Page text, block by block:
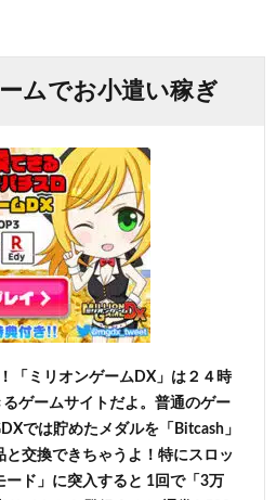
ムでお小遣い稼ぎ
「ミリオンゲームDX」は２４時
ゲームサイトだよ。普通のゲー
では貯めたメダルを「Bitcash」
交換できちゃうよ！特にスロッ
ード」に突入すると 1回で「3万